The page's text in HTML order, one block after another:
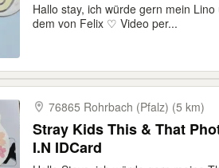
Hallo stay, ich würde gern mein
dem von Felix ♡ Video per...
76865 Rohrbach (Pfalz) (5 km)
Stray Kids This & That
I.N IDCard